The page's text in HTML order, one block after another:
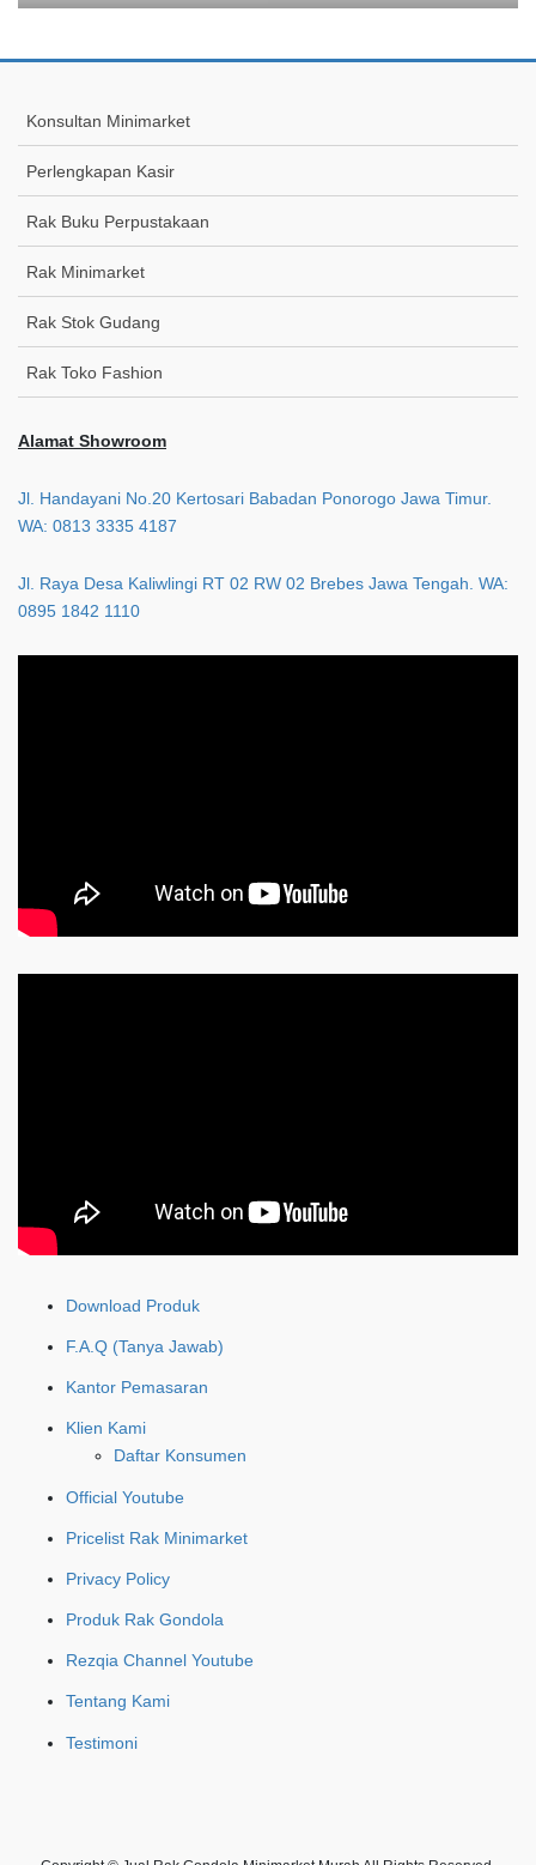
Konsultan Minimarket
Perlengkapan Kasir
Rak Buku Perpustakaan
Rak Minimarket
Rak Stok Gudang
Rak Toko Fashion
Alamat Showroom
Jl. Handayani No.20 Kertosari Babadan Ponorogo Jawa Timur.
WA: 0813 3335 4187
Jl. Raya Desa Kaliwlingi RT 02 RW 02 Brebes Jawa Tengah. WA:
0895 1842 1110
Download Produk
F.A.Q (Tanya Jawab)
Kantor Pemasaran
Klien Kami
Daftar Konsumen
Official Youtube
Pricelist Rak Minimarket
Privacy Policy
Produk Rak Gondola
Rezqia Channel Youtube
Tentang Kami
Testimoni